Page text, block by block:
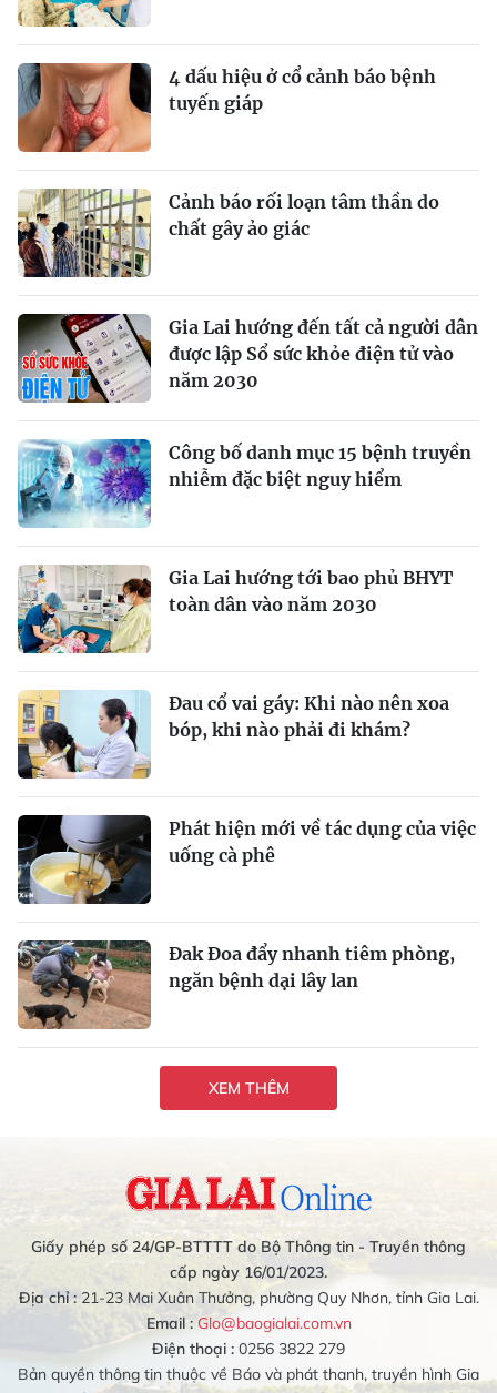
4 dấu hiệu ở cổ cảnh báo bệnh
tuyến giáp
Cảnh báo rối loạn tâm thần do
chất gây ảo giác
Gia Lai hướng đến tất cả người dân
được lập Sổ sức khỏe điện tử vào
năm 2030
Công bố danh mục 15 bệnh truyền
nhiễm đặc biệt nguy hiểm
Gia Lai hướng tới bao phủ BHYT
toàn dân vào năm 2030
Đau cổ vai gáy: Khi nào nên xoa
bóp, khi nào phải đi khám?
Phát hiện mới về tác dụng của việc
uống cà phê
Đak Đoa đẩy nhanh tiêm phòng,
ngăn bệnh dại lây lan
XEM THÊM
Giấy phép số 24/GP-BTTTT do Bộ Thông tin - Truyền thông
cấp ngày 16/01/2023.
Địa chỉ :21-23 Mai Xuân Thưởng, phường Quy Nhơn, tỉnh Gia Lai.
Email : Glo@baogialai.com.vn
Điện thoại : 0256 3822 279
Bản quyền thông tin thuộc về Báo và phát thanh, truyền hình Gia